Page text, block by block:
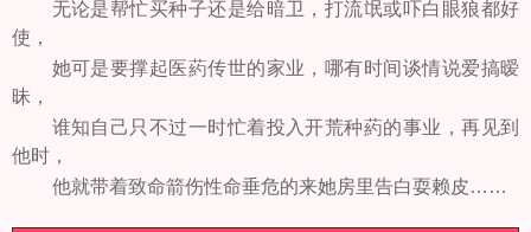
无论是帮忙买种子还是给暗卫，打流氓或吓白眼狼都好
使，
她可是要撑起医葯传世的家业，哪有时间谈情说爱搞暧
昧，
谁知自己只不过一时忙着投入开荒种葯的事业，再见到
他时，
他就带着致命箭伤性命垂危的来她房里告白耍赖皮……